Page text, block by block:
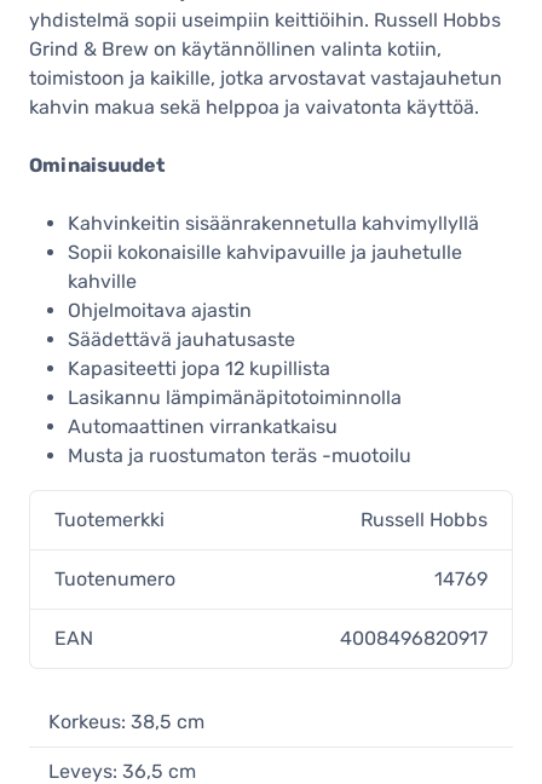
yhdistelmä sopii useimpiin keittiöihin. Russell Hobbs
Grind & Brew on käytännöllinen valinta kotiin,
toimistoon ja kaikille, jotka arvostavat vastajauhetun
kahvin makua sekä helppoa ja vaivatonta käyttöä.
Ominaisuudet
Kahvinkeitin sisäänrakennetulla kahvimyllyllä
Sopii kokonaisille kahvipavuille ja jauhetulle
kahville
Ohjelmoitava ajastin
Säädettävä jauhatusaste
Kapasiteetti jopa 12 kupillista
Lasikannu lämpimänäpitotoiminnolla
Automaattinen virrankatkaisu
Musta ja ruostumaton teräs -muotoilu
Tuotemerkki Russell Hobbs
Tuotenumero 14769
EAN 4008496820917
Korkeus: 38,5 cm
Leveys: 36,5 cm